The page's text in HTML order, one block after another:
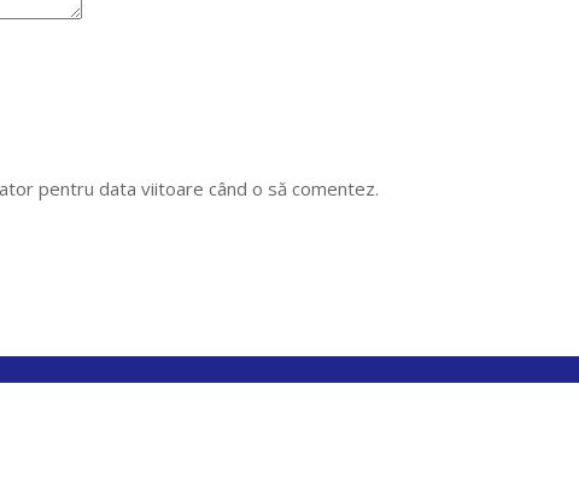
pentru data viitoare când o să comentez.